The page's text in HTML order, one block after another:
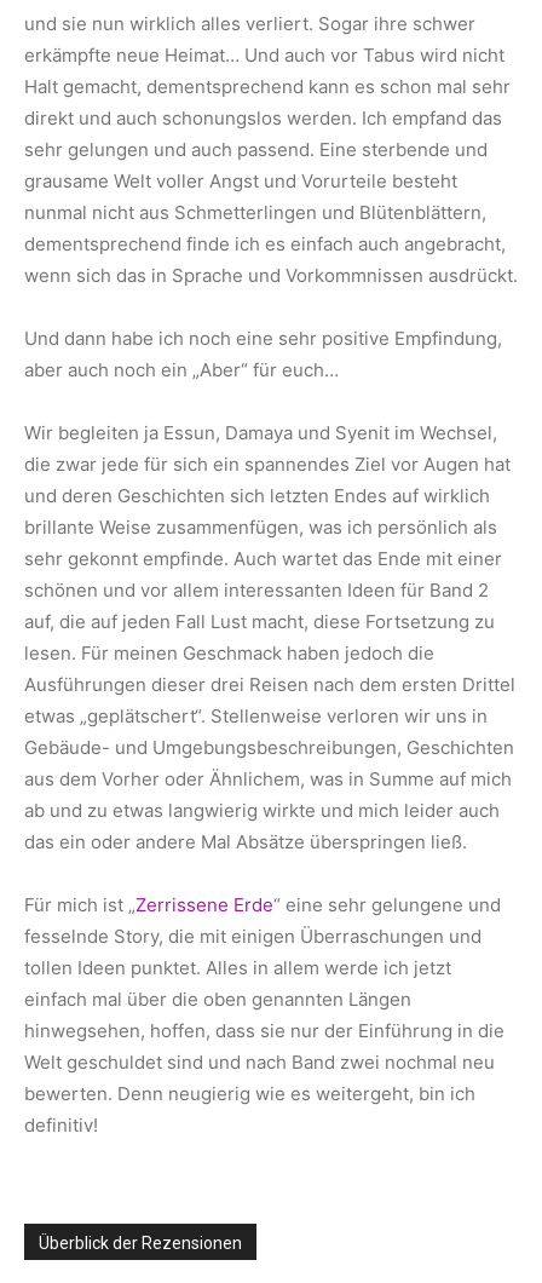
und sie nun wirklich alles verliert. Sogar ihre schwer
erkämpfte neue Heimat… Und auch vor Tabus wird nicht
Halt gemacht, dementsprechend kann es schon mal sehr
direkt und auch schonungslos werden. Ich empfand das
sehr gelungen und auch passend. Eine sterbende und
grausame Welt voller Angst und Vorurteile besteht
nunmal nicht aus Schmetterlingen und Blütenblättern,
dementsprechend finde ich es einfach auch angebracht,
wenn sich das in Sprache und Vorkommnissen ausdrückt.
Und dann habe ich noch eine sehr positive Empfindung,
aber auch noch ein „Aber“ für euch…
Wir begleiten ja Essun, Damaya und Syenit im Wechsel,
die zwar jede für sich ein spannendes Ziel vor Augen hat
und deren Geschichten sich letzten Endes auf wirklich
brillante Weise zusammenfügen, was ich persönlich als
sehr gekonnt empfinde. Auch wartet das Ende mit einer
schönen und vor allem interessanten Ideen für Band 2
auf, die auf jeden Fall Lust macht, diese Fortsetzung zu
lesen. Für meinen Geschmack haben jedoch die
Ausführungen dieser drei Reisen nach dem ersten Drittel
etwas „geplätschert“. Stellenweise verloren wir uns in
Gebäude- und Umgebungsbeschreibungen, Geschichten
aus dem Vorher oder Ähnlichem, was in Summe auf mich
ab und zu etwas langwierig wirkte und mich leider auch
das ein oder andere Mal Absätze überspringen ließ.
Für mich ist „Zerrissene Erde“ eine sehr gelungene und
fesselnde Story, die mit einigen Überraschungen und
tollen Ideen punktet. Alles in allem werde ich jetzt
einfach mal über die oben genannten Längen
hinwegsehen, hoffen, dass sie nur der Einführung in die
Welt geschuldet sind und nach Band zwei nochmal neu
bewerten. Denn neugierig wie es weitergeht, bin ich
definitiv!
Überblick der Rezensionen